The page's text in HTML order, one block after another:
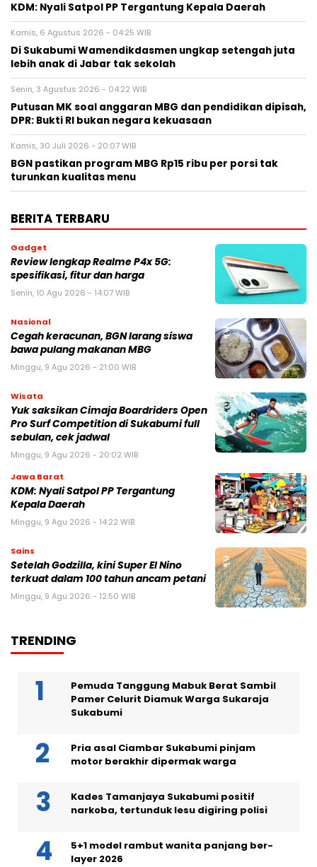
KDM: Nyali Satpol PP Tergantung Kepala Daerah
Kamis, 6 Agustus 2026 - 04:25 WIB
Di Sukabumi Wamendikdasmen ungkap setengah juta
lebih anak di Jabar tak sekolah
Senin, 3 Agustus 2026 - 04:22 WIB
Putusan MK soal anggaran MBG dan pendidikan dipisah,
DPR: Bukti RI bukan negara kekuasaan
Kamis, 30 Juli 2026 - 20:07 WIB
BGN pastikan program MBG Rp15 ribu per porsi tak
turunkan kualitas menu
BERITA TERBARU
Gadget
Review lengkap Realme P4x 5G:
spesifikasi, fitur dan harga
Senin, 10 Agu 2026 - 14:07 WIB
Nasional
Cegah keracunan, BGN larang siswa
bawa pulang makanan MBG
Minggu, 9 Agu 2026 - 21:00 WIB
Wisata
Yuk saksikan Cimaja Boardriders Open
Pro Surf Competition di Sukabumi full
sebulan, cek jadwal
Minggu, 9 Agu 2026 - 20:02 WIB
Jawa Barat
KDM: Nyali Satpol PP Tergantung
Kepala Daerah
Minggu, 9 Agu 2026 - 14:22 WIB
Sains
Setelah Godzilla, kini Super El Nino
terkuat dalam 100 tahun ancam petani
Minggu, 9 Agu 2026 - 12:50 WIB
TRENDING
Pemuda Tanggung Mabuk Berat Sambil
Pamer Celurit Diamuk Warga Sukaraja
Sukabumi
Pria asal Ciambar Sukabumi pinjam
motor berakhir dipermak warga
Kades Tamanjaya Sukabumi positif
narkoba, tertunduk lesu digiring polisi
5+1 model rambut wanita panjang ber-
layer 2026